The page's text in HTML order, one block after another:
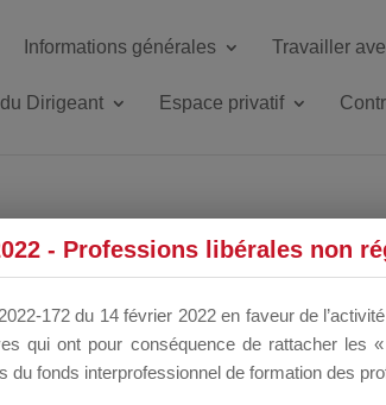
Informations générales Travailler
Dirigeant Espace privatif
Public il y a un mois
- Professions libérales non
172 du 14 février 2022 en faveur de
qui ont pour conséquence de rattacher les
du fonds interprofessionnel de formation des